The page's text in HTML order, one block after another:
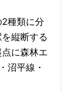
種類に分
縦断する
に森林エ
沼平線・